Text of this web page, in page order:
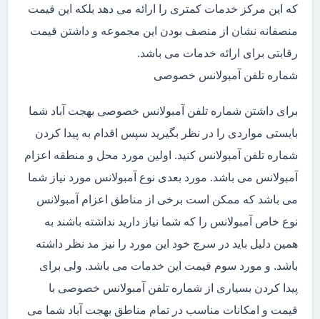
که این مرکز خدمات کمتری را ارائه می دهد بلکه این قیمت
منصفانه نشان از منصف بودن این مجموعه و داشتن قیمت
رقابتی برای ارائه خدمات می باشد.
شماره تلفن آمبولانس خصوصی
برای داشتن شماره تلفن آمبولانس خصوصی بهجت آباد شما
بایستی مواردی را در نظر بگیرید سپس اقدام به پیدا کردن
شماره تلفن آمبولانس کنید. اولین مورد محل و منطقه اعزام
آمبولانس می باشد. مورد بعدی نوع آمبولانس مورد نیاز شما
می باشد که ممکن است برخی از مناطق اعزام آمبولانس
نوع خاص آمبولانس را که شما نیاز دارید نداشته باشند به
همین دلیل باید در سرچ خود این مورد را نیز مد نظر داشته
باشد. و مورد سوم قیمت این خدمات می باشد. ولی برای
پیدا کردن بسیاری از شماره تلفن آمبولانس خصوصی با
قیمت و امکانات مناسب در تمام مناطق بهجت آباد شما می